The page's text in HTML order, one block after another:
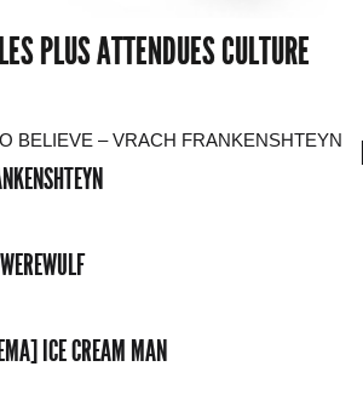
PLUS ATTENDUES CULTURE
ICE CREAM MAN